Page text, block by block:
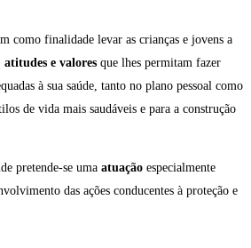
como finalidade levar as crianças e jovens a
atitudes e valores que lhes permitam fazer
à sua saúde, tanto no plano pessoal como
de vida mais saudáveis e para a construção
pretende-se uma atuação especialmente
das ações conducentes à proteção e